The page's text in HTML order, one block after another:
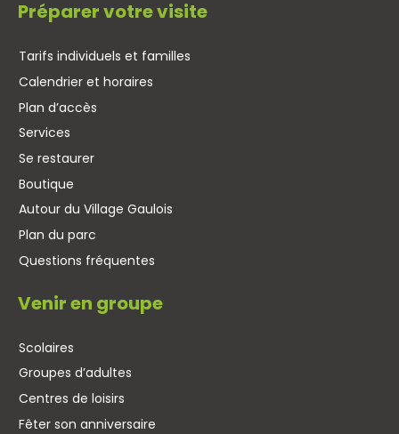
Préparer votre visite
Tarifs individuels et familles
Calendrier et horaires
Plan d’accès
Services
Se restaurer
Boutique
Autour du Village Gaulois
Plan du parc
Questions fréquentes
Venir en groupe
Scolaires
Groupes d’adultes
Centres de loisirs
Fêter son anniversaire